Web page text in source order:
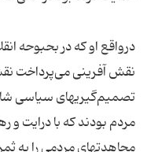
درواقع او که در بحبوحه
نقش آفرینی می‌پرداخت
تصمیم‌گیریهای سیاسی
مردم بودند که با درایت و